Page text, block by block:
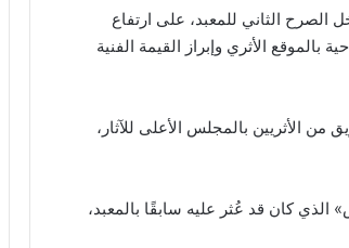
الثاني للمعبد، على ارتفاع
الأثري وإبراز القيمة الفنية
بواسطة فريق من الأثريين بالمجلس الأعلى للآثار،
كان قد عُثر عليه سابقًا بالمعبد،